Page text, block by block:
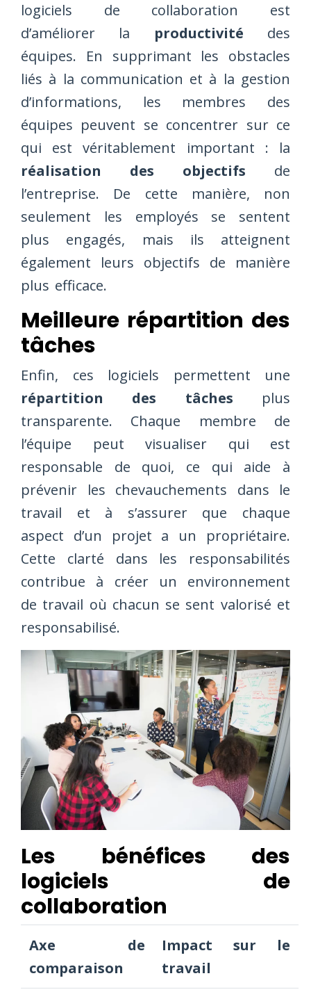
logiciels de collaboration est
d’améliorer la productivité des
équipes. En supprimant les obstacles
liés à la communication et à la gestion
d’informations, les membres des
équipes peuvent se concentrer sur ce
qui est véritablement important : la
réalisation des objectifs de
l’entreprise. De cette manière, non
seulement les employés se sentent
plus engagés, mais ils atteignent
également leurs objectifs de manière
plus efficace.
Meilleure répartition des
tâches
Enfin, ces logiciels permettent une
répartition des tâches plus
transparente. Chaque membre de
l’équipe peut visualiser qui est
responsable de quoi, ce qui aide à
prévenir les chevauchements dans le
travail et à s’assurer que chaque
aspect d’un projet a un propriétaire.
Cette clarté dans les responsabilités
contribue à créer un environnement
de travail où chacun se sent valorisé et
responsabilisé.
Les bénéfices des
logiciels de
collaboration
Axe de
comparaison
Impact sur le
travail